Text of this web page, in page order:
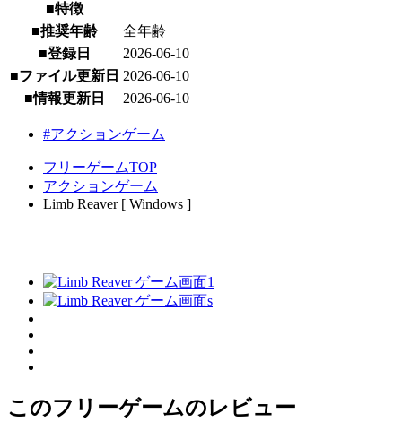
■特徴
■推奨年齢
全年齢
■登録日
2026-06-10
■ファイル更新日 2026-06-10
■情報更新日
2026-06-10
#アクションゲーム
フリーゲームTOP
アクションゲーム
Limb Reaver [ Windows ]
このフリーゲームのレビュー